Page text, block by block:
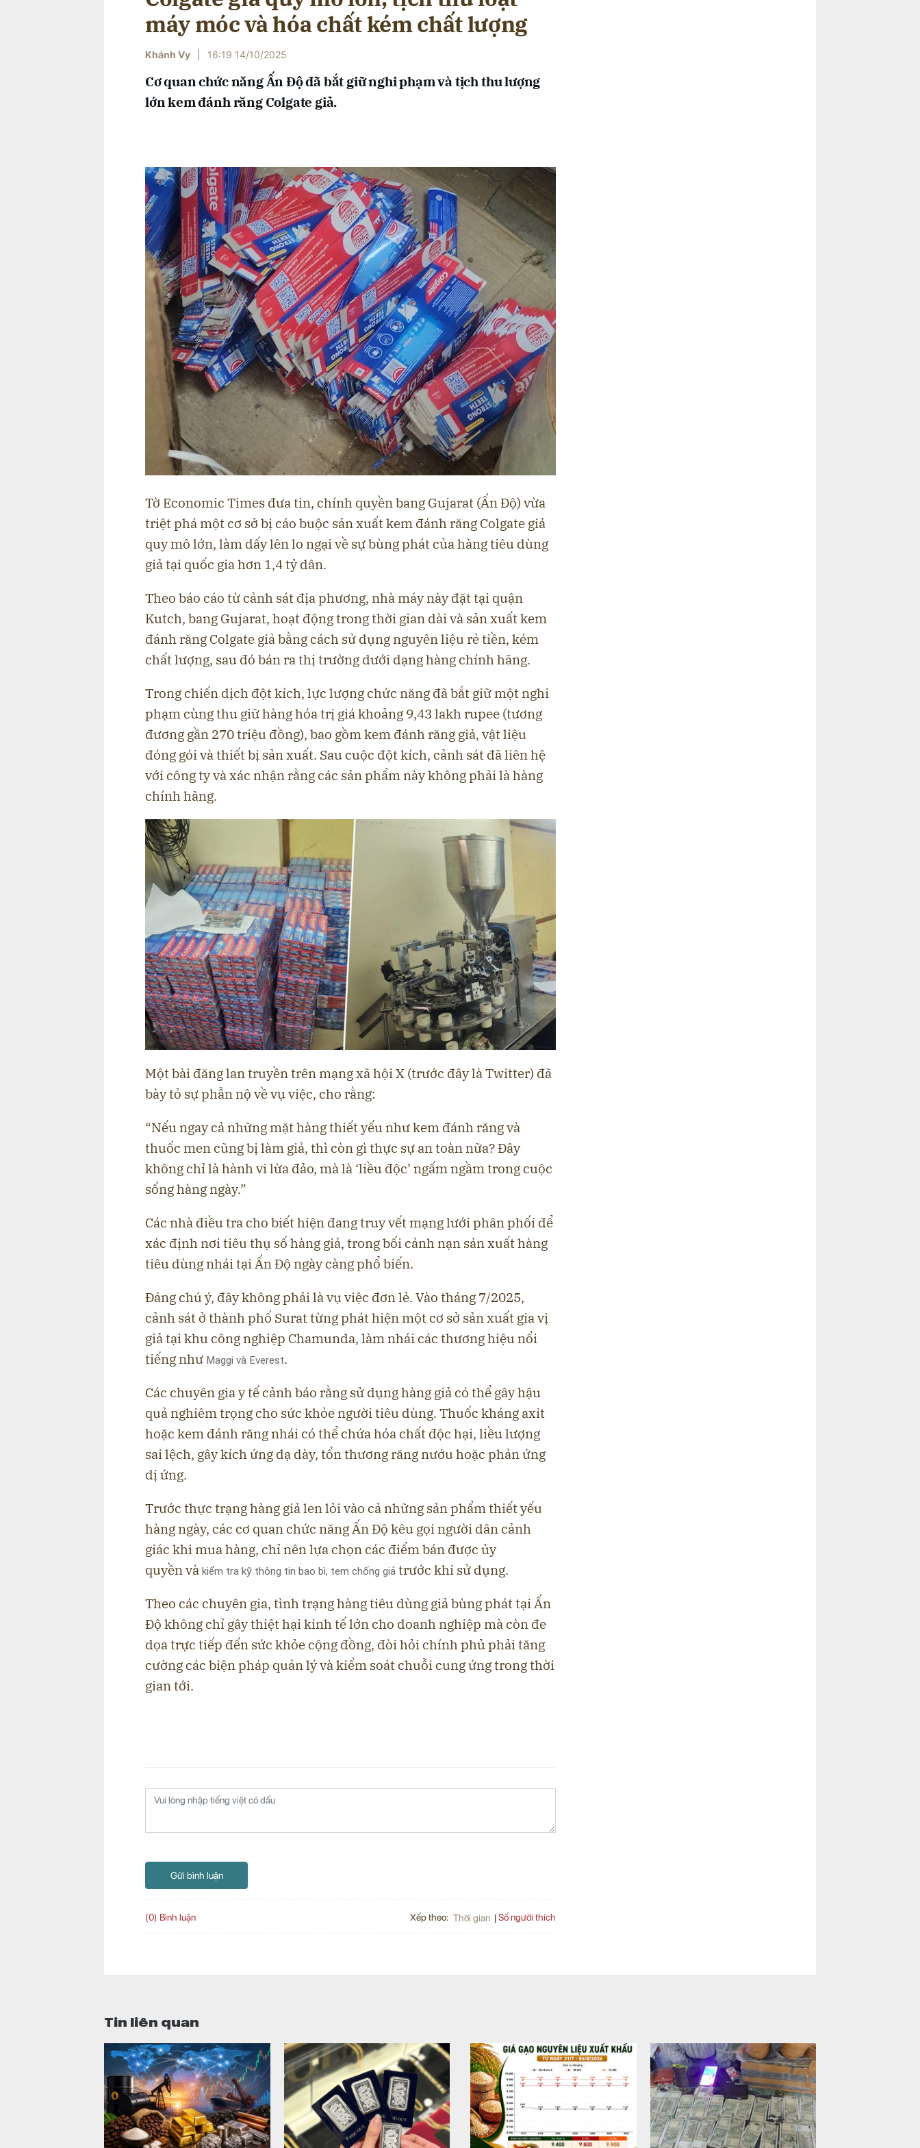
máy móc và hóa chất kém chất lượng
Khánh Vy 16:19 14/10/2025
Cơ quan chức năng Ấn Độ đã bắt giữ nghi phạm và tịch thu lượng
lớn kem đánh răng Colgate giả.
Tờ Economic Times đưa tin, chính quyền bang Gujarat (Ấn Độ) vừa
triệt phá một cơ sở bị cáo buộc sản xuấtkem đánh răng Colgate giả
quy mô lớn, làm dấy lên lo ngại về sự bùng phát của hàng tiêu dùng
giả tại quốc gia hơn 1,4 tỷ dân.
Theo báo cáo từ cảnh sát địa phương, nhà máy này đặt tại quận
Kutch, bang Gujarat, hoạt động trong thời gian dài và sản xuất kem
đánh răng Colgate giả bằng cách sử dụng nguyên liệu rẻ tiền, kém
chất lượng, sau đó bán ra thị trường dưới dạng hàng chính hãng.
Trong chiến dịch đột kích, lực lượng chức năng đã bắt giữ một nghi
phạm cùngthu giữ hàng hóa trị giá khoảng 9,43 lakh rupee (tương
đương gần 270 triệu đồng), bao gồm kem đánh răng giả, vật liệu
đóng gói và thiết bị sản xuất. Sau cuộc đột kích, cảnh sát đã liên hệ
với công ty và xác nhận rằng các sản phẩm này không phải là hàng
chính hãng.
Một bài đăng lan truyền trên mạng xã hội X (trước đây là Twitter) đã
bày tỏ sự phẫn nộ về vụ việc, cho rằng:
“Nếu ngay cả những mặt hàng thiết yếu như kem đánh răng và
thuốc men cũng bị làm giả, thì còn gì thực sự an toàn nữa? Đây
không chỉ là hành vi lừa đảo, mà là ‘liều độc’ ngấm ngầm trong cuộc
sống hàng ngày.”
Các nhà điều tra cho biết hiện đangtruy vết mạng lưới phân phối để
xác định nơi tiêu thụ số hàng giả, trong bối cảnh nạn sản xuất hàng
tiêu dùng nhái tại Ấn Độ ngày càng phổ biến.
Đáng chú ý, đây không phải là vụ việc đơn lẻ. Vào tháng 7/2025,
cảnh sát ở thành phố Surat từngphát hiện một cơ sở sản xuất gia vị
giảtại khu công nghiệp Chamunda, làm nhái các thương hiệu nổi
tiếng như Maggi và Everest.
Các chuyên gia y tế cảnh báo rằng sử dụng hàng giả có thể gây hậu
quả nghiêm trọngcho sức khỏe người tiêu dùng. Thuốc kháng axit
hoặc kem đánh răng nhái có thể chứa hóa chất độc hại, liều lượng
sai lệch, gâykích ứng dạ dày, tổn thương răng nướu hoặc phản ứng
dị ứng.
Trước thực trạng hàng giả len lỏi vào cả những sản phẩm thiết yếu
hàng ngày, các cơ quan chức năng Ấn Độ kêu gọi người dâncảnh
giác khi mua hàng, chỉ nên lựa chọncác điểm bán được ủy
quyềnvà kiểm tra kỹ thông tin bao bì, tem chống giả trước khi sử dụng.
Theo các chuyên gia, tình trạng hàng tiêu dùng giả bùng phát tại Ấn
Độ không chỉ gây thiệt hại kinh tế lớn cho doanh nghiệp mà còn đe
dọa trực tiếp đến sức khỏe cộng đồng, đòi hỏi chính phủ phải tăng
cường các biện pháp quản lý và kiểm soát chuỗi cung ứng trong thời
gian tới.
Gửi bình luận
(0) Bình luận Xếp theo: Thời gian Số người thích
Tin liên quan